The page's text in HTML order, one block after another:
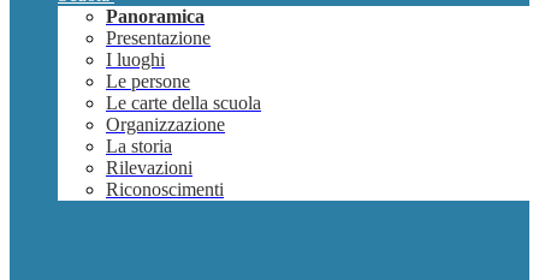
Panoramica
Presentazione
I luoghi
Le persone
Le carte della scuola
Organizzazione
La storia
Rilevazioni
Riconoscimenti